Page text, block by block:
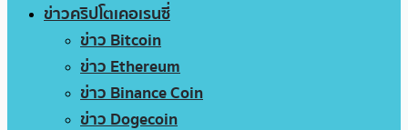
ข่าวคริปโตเคอเรนซี่
ข่าว Bitcoin
ข่าว Ethereum
ข่าว Binance Coin
ข่าว Dogecoin